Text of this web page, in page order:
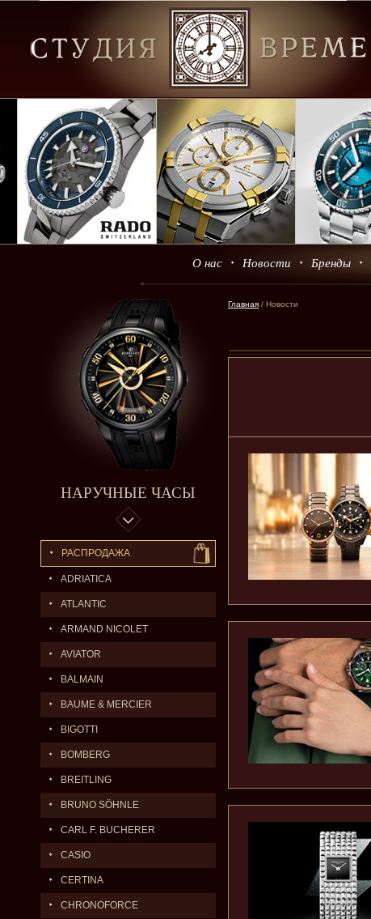
О нас Новости Бренды
НАРУЧНЫЕ ЧАСЫ
РАСПРОДАЖА
ADRIATICA
ATLANTIC
ARMAND NICOLET
AVIATOR
BALMAIN
BAUME & MERCIER
BIGOTTI
BOMBERG
BREITLING
BRUNO SÖHNLE
CARL F. BUCHERER
CASIO
CERTINA
CHRONOFORCE
Главная / Новости